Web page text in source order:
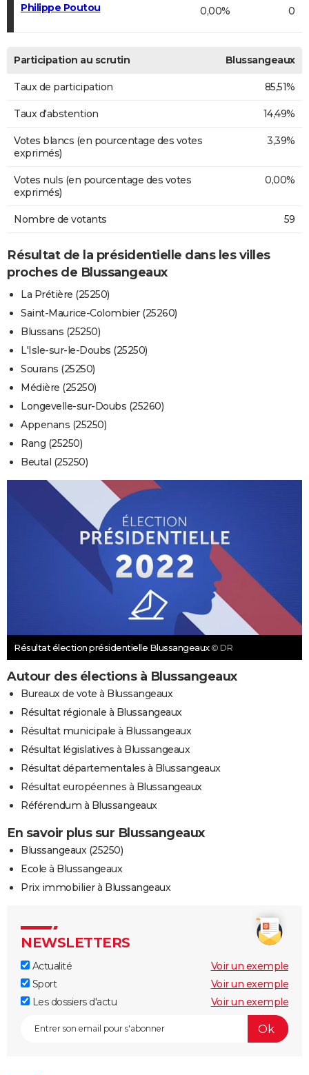
Philippe Poutou 0,00% 0
Participation au scrutin Blussangeaux
Taux de participation 85,51%
Taux d'abstention 14,49%
Votes blancs (en pourcentage des votes
exprimés)
3,39%
Votes nuls (en pourcentage des votes
exprimés)
0,00%
Nombre de votants 59
Résultat de la présidentielle dans les villes
proches de Blussangeaux
La Prétière (25250)
Saint-Maurice-Colombier (25260)
Blussans (25250)
L'Isle-sur-le-Doubs (25250)
Sourans (25250)
Médière (25250)
Longevelle-sur-Doubs (25260)
Appenans (25250)
Rang (25250)
Beutal (25250)
Résultat élection présidentielle Blussangeaux © DR
Autour des élections à Blussangeaux
Bureaux de vote à Blussangeaux
Résultat régionale à Blussangeaux
Résultat municipale à Blussangeaux
Résultat législatives à Blussangeaux
Résultat départementales à Blussangeaux
Résultat européennes à Blussangeaux
Référendum à Blussangeaux
En savoir plus sur Blussangeaux
Blussangeaux (25250)
Ecole à Blussangeaux
Prix immobilier à Blussangeaux
NEWSLETTERS
Actualité
Voir un exemple
Sport
Voir un exemple
Les dossiers d'actu
Voir un exemple